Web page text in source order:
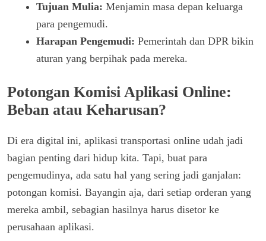
Tujuan Mulia: Menjamin masa depan keluarga
para pengemudi.
Harapan Pengemudi: Pemerintah dan DPR bikin
aturan yang berpihak pada mereka.
Potongan Komisi Aplikasi Online:
Beban atau Keharusan?
Di era digital ini, aplikasi transportasi online udah jadi
bagian penting dari hidup kita. Tapi, buat para
pengemudinya, ada satu hal yang sering jadi ganjalan:
potongan komisi. Bayangin aja, dari setiap orderan yang
mereka ambil, sebagian hasilnya harus disetor ke
perusahaan aplikasi.